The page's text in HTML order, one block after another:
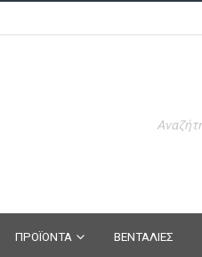
search
ΠΡΟΪΟΝΤΑ ΒΕΝΤΑΛΙΕΣ